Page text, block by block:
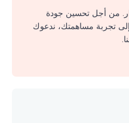
من أجل تحسين جودة
إلى تجربة مساهمتك، ندعوك